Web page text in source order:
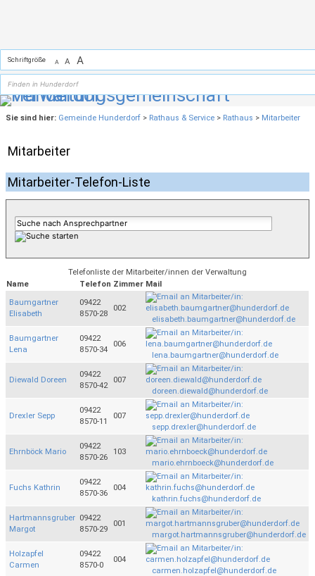
Schriftgröße A A A
Sie sind hier: Gemeinde Hunderdorf > Rathaus & Service > Rathaus > Mitarbeiter
Mitarbeiter
Mitarbeiter-Telefon-Liste
Telefonliste der Mitarbeiter/innen der Verwaltung
Name
Telefon Zimmer Mail
Baumgartner
Elisabeth
09422
8570-28
002
elisabeth.baumgartner@hunderdorf.de
Baumgartner
Lena
09422
8570-34
006
lena.baumgartner@hunderdorf.de
Diewald Doreen
09422
8570-42
007
doreen.diewald@hunderdorf.de
Drexler Sepp
09422
8570-11
007
sepp.drexler@hunderdorf.de
Ehrnböck Mario
09422
8570-26
103
mario.ehrnboeck@hunderdorf.de
Fuchs Kathrin
09422
8570-36
004
kathrin.fuchs@hunderdorf.de
Hartmannsgruber
Margot
09422
8570-29
001
margot.hartmannsgruber@hunderdorf.de
Holzapfel
Carmen
09422
8570-0
004
carmen.holzapfel@hunderdorf.de